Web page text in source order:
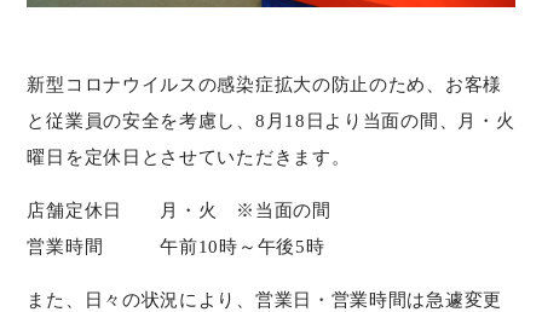
新型コロナウイルスの感染症拡大の防止のため、お客様
と従業員の安全を考慮し、8月18日より当面の間、月・火
曜日を定休日とさせていただきます。
店舗定休日 月・火 ※当面の間
営業時間 午前10時～午後5時
また、日々の状況により、営業日・営業時間は急遽変更